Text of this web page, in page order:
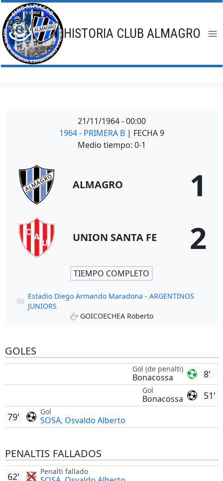
Saltar
al
contenido
HISTORIA CLUB ALMAGRO
21/11/1964 - 00:00
1964 - PRIMERA B | FECHA 9
Medio tiempo: 0-1
ALMAGRO 1
UNION SANTA FE 2
TIEMPO COMPLETO
Estadio Diego Armando Maradona - ARGENTINOS
JUNIORS
GOICOECHEA Roberto
GOLES
8'
Gol (de penalti)
Bonacossa
51'
Gol
Bonacossa
Gol
SOSA, Osvaldo Alberto
79'
PENALTIS FALLADOS
Penalti fallado
62'